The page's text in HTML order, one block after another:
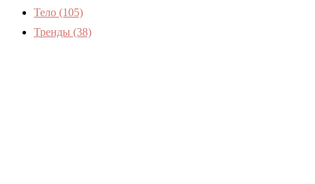
Тело (105)
Тренды (38)